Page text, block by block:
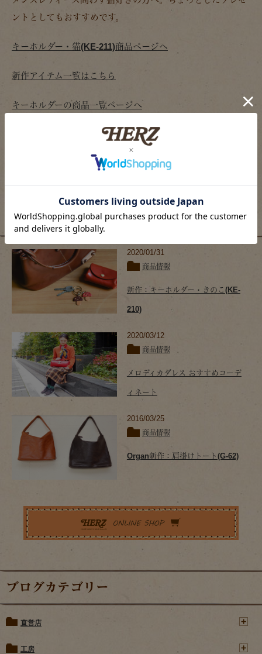
ントとしてもおすすめです。
キーホルダー・猫(KE-211)商品ページへ
新作アイテム一覧はこちら
キーホルダーの商品一覧ページへ
HERZ(ヘルツ)ブランドサイト
関連記事
2020/01/31
商品情報
新作：キーホルダー・きのこ(KE-
210)
2020/03/12
商品情報
メロディカダレス おすすめコーデ
ィネート
2016/03/25
商品情報
Organ新作：肩掛けトート(G-62)
ブログカテゴリー
直営店
工房